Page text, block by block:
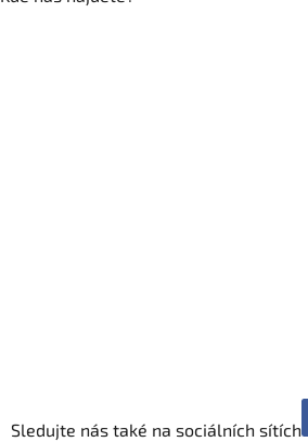
Sledujte nás také na sociálních sítích